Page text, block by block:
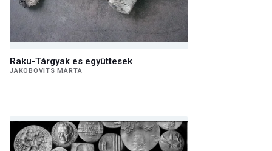
Raku-Tárgyak es együttesek
JAKOBOVITS MÁRTA